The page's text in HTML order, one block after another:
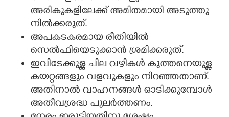
അരികുകളിലേക്ക് അമിതമായി അടുത്തു
നിൽക്കരുത്.
അപകടകരമായ രീതിയിൽ
സെൽഫിയെടുക്കാൻ ശ്രമിക്കരുത്.
ഇവിടേക്കുള്ള ചില വഴികൾ കുത്തനെയുള്ള
കയറ്റങ്ങളും വളവുകളും നിറഞ്ഞതാണ്.
അതിനാൽ വാഹനങ്ങൾ ഓടിക്കുമ്പോൾ
അതീവശ്രദ്ധ പുലർത്തണം.